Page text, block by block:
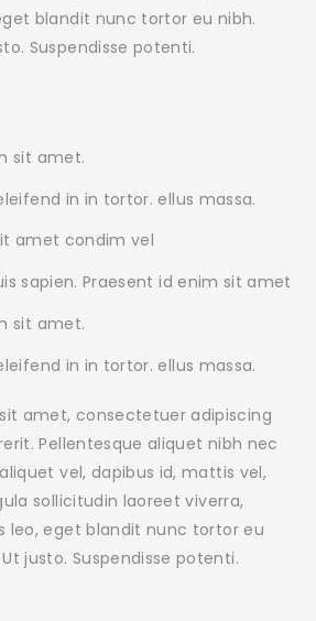
blandit nunc tortor eu nibh.
Suspendisse potenti.
sit amet.
in in tortor. ellus massa.
amet condim vel
sapien. Praesent id enim sit amet
sit amet.
in in tortor. ellus massa.
amet, consectetuer adipiscing
Pellentesque aliquet nibh nec
vel, dapibus id, mattis vel,
sollicitudin laoreet viverra,
leo, eget blandit nunc tortor eu
justo. Suspendisse potenti.